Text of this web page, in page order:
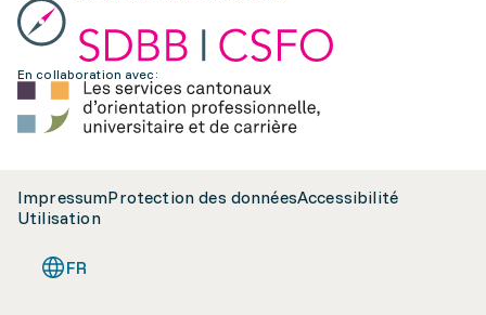
En collaboration avec:
ImpressumProtection des donnéesAccessibilité
Utilisation
FR